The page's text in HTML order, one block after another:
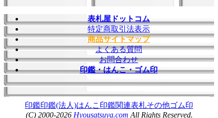
表札屋ドットコム
特定商取引法表示
商品サイトマップ
よくある質問
お問合わせ
印鑑・はんこ・ゴム印
印鑑印鑑(法人)はんこ 印鑑関連表札その他ゴム印
(C) 2000-2026 Hyousatsuya.com All Rights Reserved.